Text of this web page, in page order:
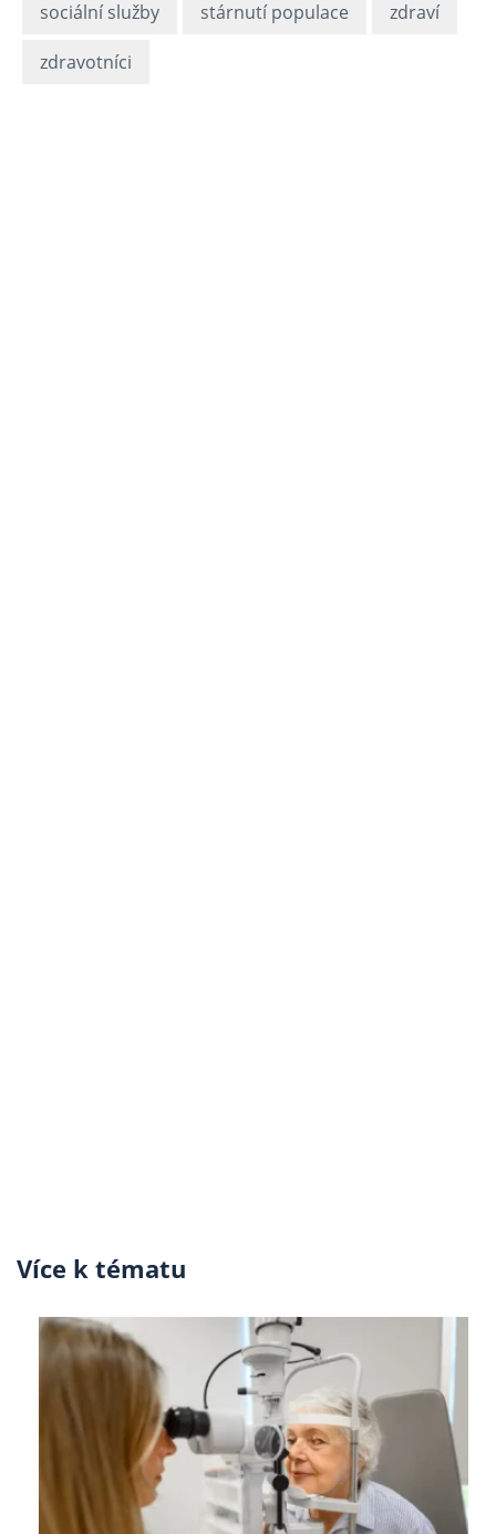
sociální služby stárnutí populace zdraví
zdravotníci
Více k tématu